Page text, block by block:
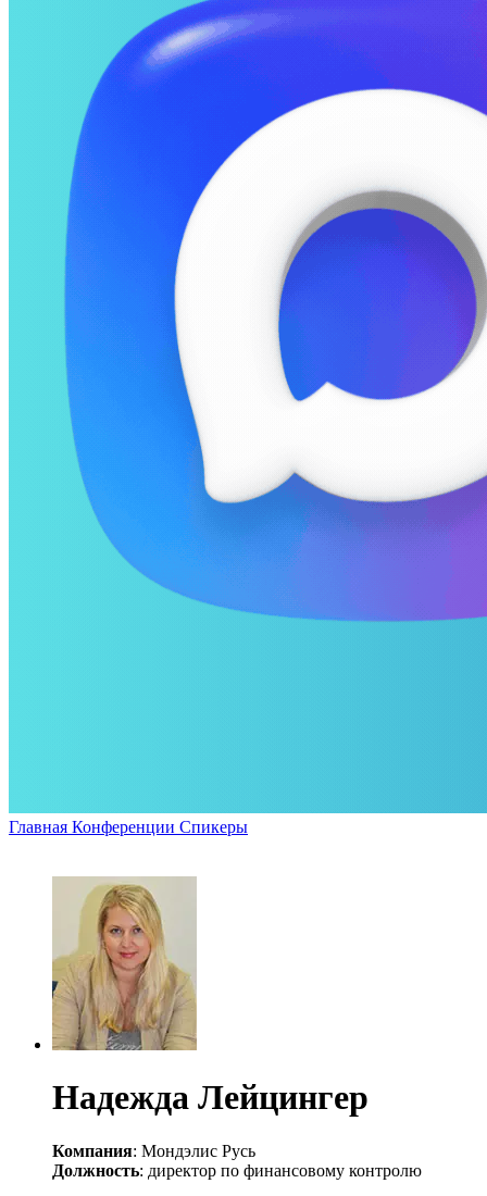
Главная Конференции Спикеры
Надежда Лейцингер
Компания: Мондэлис Русь
Должность: директор по финансовому контролю